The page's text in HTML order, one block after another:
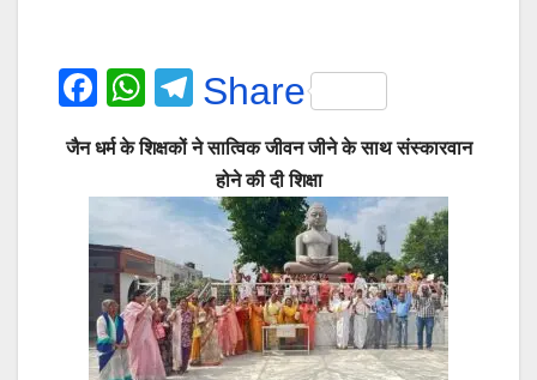
F
a
c
e
b
o
o
k
W
h
at
s
A
p
p
T
el
e
gr
a
m
Share
जैन धर्म के शिक्षकों ने सात्विक जीवन जीने के साथ संस्कारवान
होने की दी शिक्षा